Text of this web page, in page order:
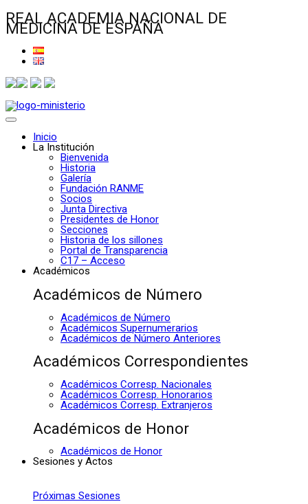
REAL ACADEMIA NACIONAL DE
MEDICINA DE ESPAÑA
Inicio
La Institución
Bienvenida
Historia
Galería
Fundación RANME
Socios
Junta Directiva
Presidentes de Honor
Secciones
Historia de los sillones
Portal de Transparencia
C17 – Acceso
Académicos
Académicos de Número
Académicos de Número
Académicos Supernumerarios
Académicos de Número Anteriores
Académicos Correspondientes
Académicos Corresp. Nacionales
Académicos Corresp. Honorarios
Académicos Corresp. Extranjeros
Académicos de Honor
Académicos de Honor
Sesiones y Actos
Próximas Sesiones